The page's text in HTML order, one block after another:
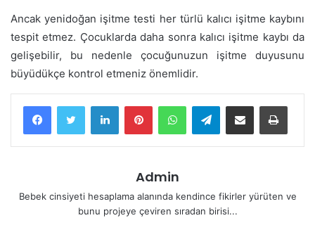
Ancak yenidoğan işitme testi her türlü kalıcı işitme kaybını
tespit etmez. Çocuklarda daha sonra kalıcı işitme kaybı da
gelişebilir, bu nedenle çocuğunuzun işitme duyusunu
büyüdükçe kontrol etmeniz önemlidir.
LinkedInPinterestWhatsAppTelegramE-Posta ile paylaş Yazdır
Admin
Bebek cinsiyeti hesaplama alanında kendince fikirler yürüten ve
bunu projeye çeviren sıradan birisi...